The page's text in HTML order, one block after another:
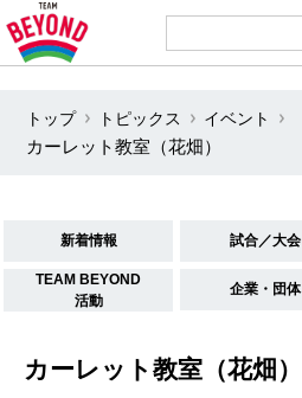
トップ トピックス
イベント
カーレット教室（花畑）
新着情報 試合／大会
TEAM BEYOND
活動
企業・団体
カーレット教室（花畑）